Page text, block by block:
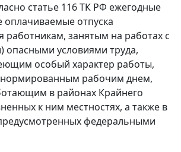
статье 116ТК РФ ежегодные
отпуска
работникам, занятым на работах с
опасными условиями труда,
особый характер работы,
рабочим днем,
в районах Крайнего
к ним местностях, а также в
федеральными